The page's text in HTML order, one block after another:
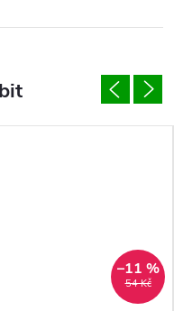
54 Kč
–11 %